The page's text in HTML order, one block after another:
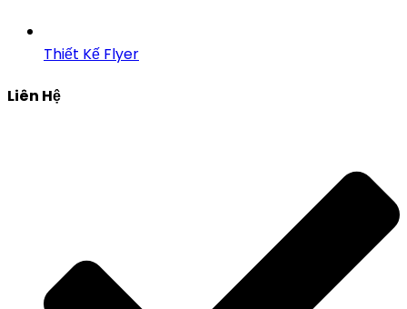
Thiết Kế Flyer
Liên Hệ